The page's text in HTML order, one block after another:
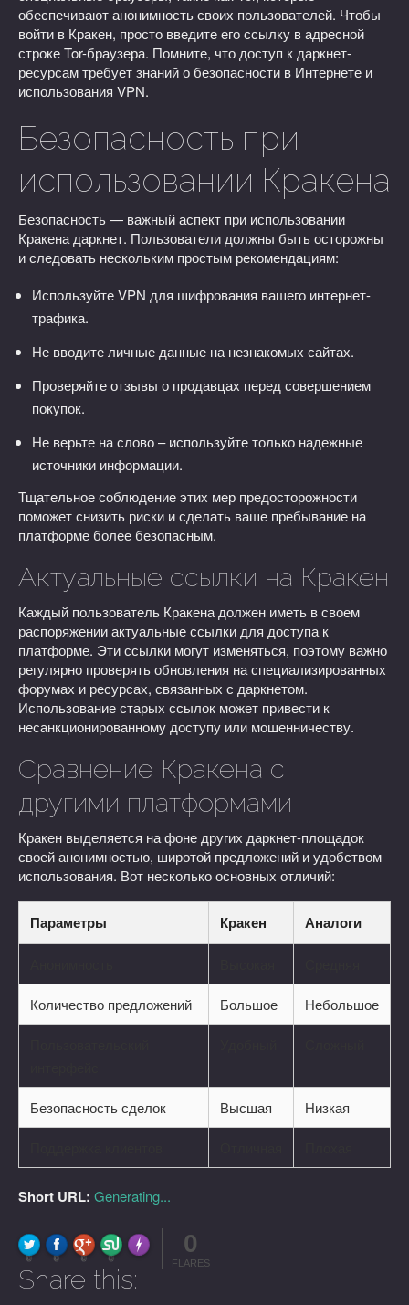
обеспечивают анонимность своих пользователей. Чтобы
войти в Кракен, просто введите его ссылку в адресной
строке Tor-браузера. Помните, что доступ к даркнет-
ресурсам требует знаний о безопасности в Интернете и
использования VPN.
Безопасность при
использовании Кракена
Безопасность — важный аспект при использовании
Кракена даркнет. Пользователи должны быть осторожны
и следовать нескольким простым рекомендациям:
Используйте VPN для шифрования вашего интернет-
трафика.
Не вводите личные данные на незнакомых сайтах.
Проверяйте отзывы о продавцах перед совершением
покупок.
Не верьте на слово – используйте только надежные
источники информации.
Тщательное соблюдение этих мер предосторожности
поможет снизить риски и сделать ваше пребывание на
платформе более безопасным.
Актуальные ссылки на Кракен
Каждый пользователь Кракена должен иметь в своем
распоряжении актуальные ссылки для доступа к
платформе. Эти ссылки могут изменяться, поэтому важно
регулярно проверять обновления на специализированных
форумах и ресурсах, связанных с даркнетом.
Использование старых ссылок может привести к
несанкционированному доступу или мошенничеству.
Сравнение Кракена с
другими платформами
Кракен выделяется на фоне других даркнет-площадок
своей анонимностью, широтой предложений и удобством
использования. Вот несколько основных отличий:
Параметры Кракен Аналоги
Количество предложений Большое Небольшое
Безопасность сделок Высшая Низкая
Short URL: Generating...
0 0 0 0
Made with FLARE
0
FLARES
Share this: